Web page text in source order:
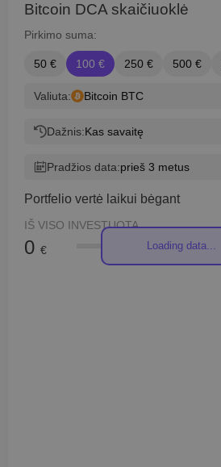
Bitcoin DCA skaičiuoklė
Pirkimo suma:
50 € 100 € 250 € 500 €
Valiuta: Bitcoin BTC
Dažnis:Kas savaitę
Pradžios data:prieš 3 metus
Portfelio vertė laikui bėgant
IŠ VISO INVESTUOTA
0 € Loading data...